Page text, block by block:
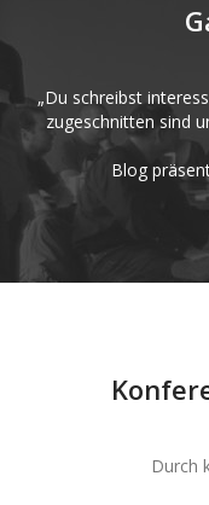
„Du schreibst
zugeschnitten sind
Blog
Durch